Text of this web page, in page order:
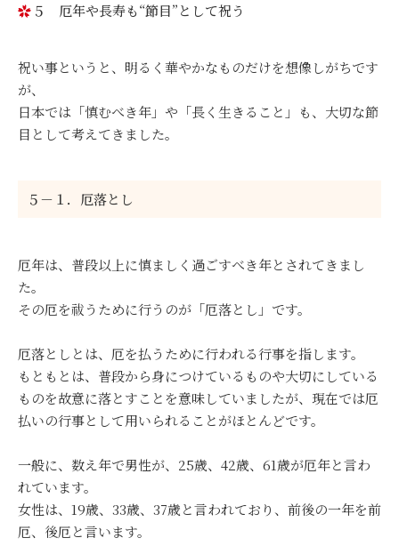
５ 厄年や長寿も“節目”として祝う
祝い事というと、明るく華やかなものだけを想像しがちです
が、
日本では「慎むべき年」や「長く生きること」も、大切な節
目として考えてきました。
５－１．厄落とし
厄年は、普段以上に慎ましく過ごすべき年とされてきまし
た。
その厄を祓うために行うのが「厄落とし」です。
厄落としとは、厄を払うために行われる行事を指します。
もともとは、普段から身につけているものや大切にしている
ものを故意に落とすことを意味していましたが、現在では厄
払いの行事として用いられることがほとんどです。
一般に、数え年で男性が、25歳、42歳、61歳が厄年と言わ
れています。
女性は、19歳、33歳、37歳と言われており、前後の一年を前
厄、後厄と言います。